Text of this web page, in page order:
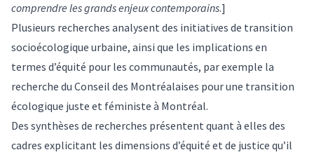
comprendre les grands enjeux contemporains.]
Plusieurs recherches analysent des initiatives de transition
socioécologique urbaine, ainsi que les implications en
termes d’équité pour les communautés, par exemple la
recherche du Conseil des Montréalaises pour une transition
écologique juste et féministe à Montréal.
Des synthèses de recherches présentent quant à elles des
cadres explicitant les dimensions d’équité et de justice qu’il